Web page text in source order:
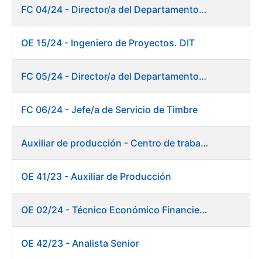
FC 04/24 - Director/a del Departamento de Innovación e Inteligencia Artificial
OE 15/24 - Ingeniero de Proyectos. DIT
FC 05/24 - Director/a del Departamento de Planificación, Logística y Almacenes
FC 06/24 - Jefe/a de Servicio de Timbre
Auxiliar de producción - Centro de trabajo de Burgos
OE 41/23 - Auxiliar de Producción
OE 02/24 - Técnico Económico Financiero
OE 42/23 - Analista Senior